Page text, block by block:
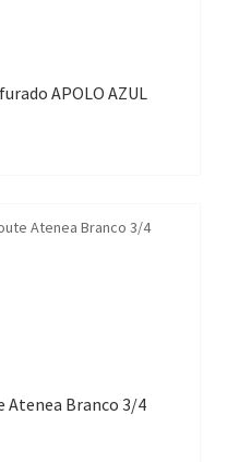
APOLO AZUL
Atenea Branco 3/4